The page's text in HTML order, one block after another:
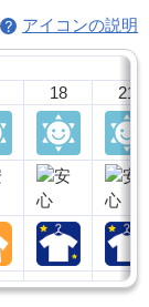
アイコンの説明
18 21